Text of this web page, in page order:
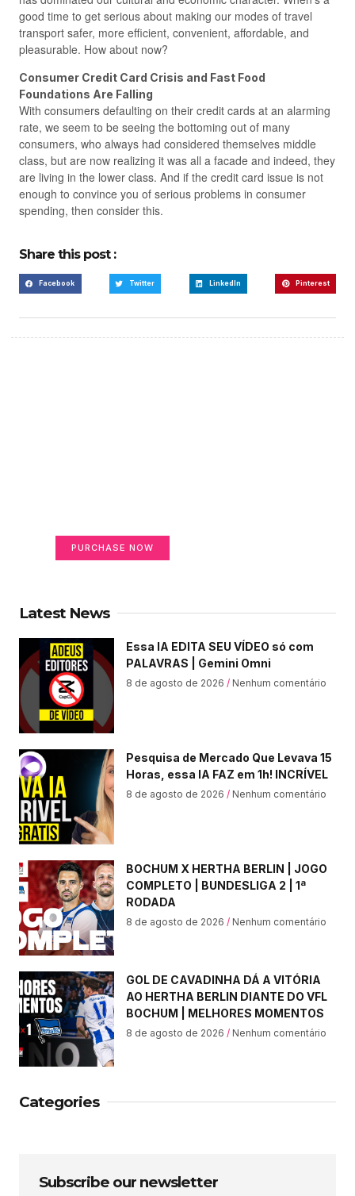
good time to get serious about making our modes of travel
transport safer, more efficient, convenient, affordable, and
pleasurable. How about now?
Consumer Credit Card Crisis and Fast Food
Foundations Are Falling
With consumers defaulting on their credit cards at an alarming
rate, we seem to be seeing the bottoming out of many
consumers, who always had considered themselves middle
class, but are now realizing it was all a facade and indeed, they
are living in the lower class. And if the credit card issue is not
enough to convince you of serious problems in consumer
spending, then consider this.
Share this post :
Facebook Twitter LinkedIn Pinterest
PURCHASE NOW
Latest News
Essa IA EDITA SEU VÍDEO só com
PALAVRAS | Gemini Omni
8 de agosto de 2026 Nenhum comentário
Pesquisa de Mercado Que Levava 15
Horas, essa IA FAZ em 1h! INCRÍVEL
8 de agosto de 2026 Nenhum comentário
BOCHUM X HERTHA BERLIN | JOGO
COMPLETO | BUNDESLIGA 2 | 1ª
RODADA
8 de agosto de 2026 Nenhum comentário
GOL DE CAVADINHA DÁ A VITÓRIA
AO HERTHA BERLIN DIANTE DO VFL
BOCHUM | MELHORES MOMENTOS
8 de agosto de 2026 Nenhum comentário
Categories
Subscribe our newsletter